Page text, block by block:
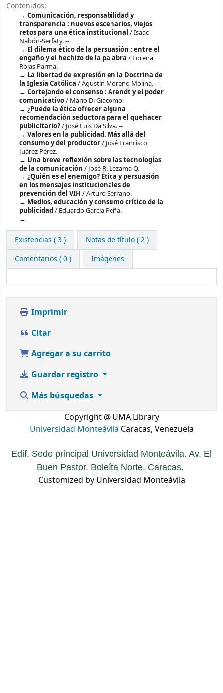
Contenidos:
Comunicación, responsabilidad y
transparencia : nuevos escenarios, viejos
retos para una ética institucional / Isaac
Nabón-Serfaty. --
El dilema ético de la persuasión : entre el
engaño y el hechizo de la palabra / Lorena
Rojas Parma. --
La libertad de expresión en la Doctrina de
la Iglesia Católica / Agustín Moreno Molina. --
Cortejando el consenso : Arendt y el poder
comunicativo/ Mario Di Giacomo. --
¿Puede la ética ofrecer alguna
recomendación seductora para el quehacer
publicitario?/ José Luis Da Silva. --
Valores en la publicidad. Más allá del
consumo y del productor/ José Francisco
Juárez Pérez. --
Una breve reflexión sobre las tecnologías
de la comunicación / José R. Lezama Q. --
¿Quién es el enemigo? Ética y persuasión
en los mensajes institucionales de
prevención del VIH / Arturo Serrano. --
Medios, educación y consumo crítico de la
publicidad/ Eduardo García Peña. --
Existencias ( 3 )
Notas de título ( 2 )
Comentarios ( 0 )
Imágenes
Imprimir
Citar
Agregar a su carrito
Guardar registro
Más búsquedas
Copyright @ UMA Library
Universidad Monteávila Caracas, Venezuela
Edif. Sede principal Universidad Monteávila. Av. El
Buen Pastor. Boleíta Norte. Caracas.
Customized by Universidad Monteávila